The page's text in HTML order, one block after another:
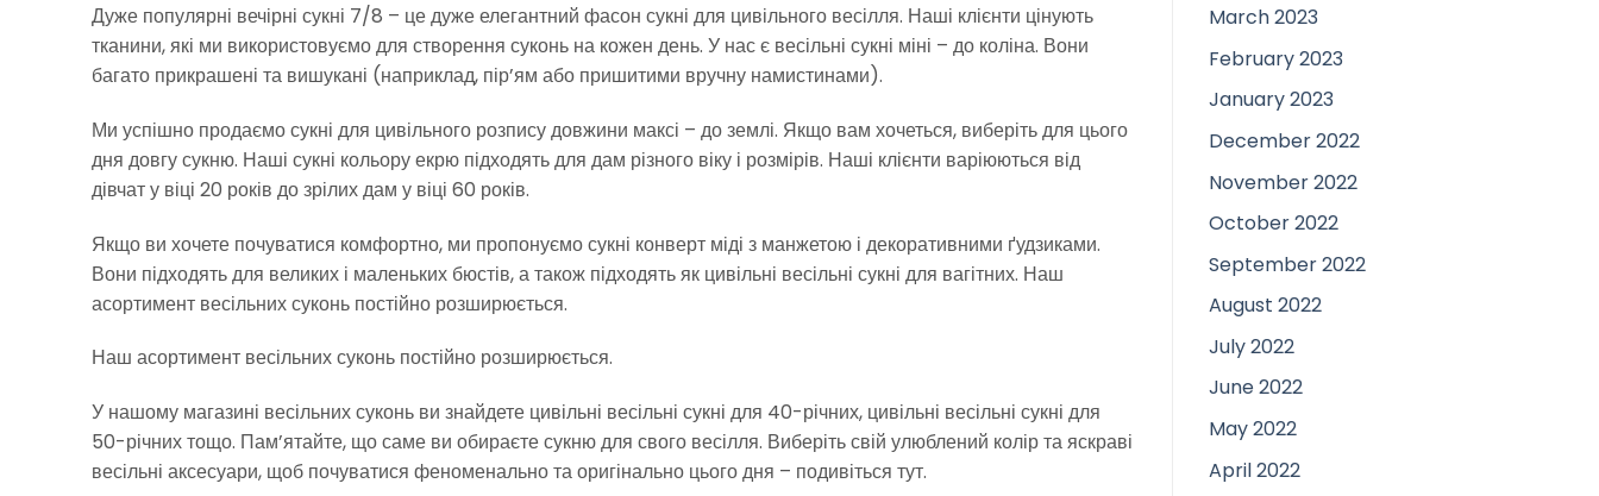
Дуже популярні вечірні сукні 7/8 – це дуже елегантний фасон сукні для цивільного весілля. Наші клієнти цінують
тканини, які ми використовуємо для створення суконь на кожен день. У нас є весільні сукні міні – до коліна. Вони
багато прикрашені та вишукані (наприклад, пір’ям або пришитими вручну намистинами).
Ми успішно продаємо сукні для цивільного розпису довжини максі – до землі. Якщо вам хочеться, виберіть для цього
дня довгу сукню. Наші сукні кольору екрю підходять для дам різного віку і розмірів. Наші клієнти варіюються від
дівчат у віці 20 років до зрілих дам у віці 60 років.
Якщо ви хочете почуватися комфортно, ми пропонуємо сукні конверт міді з манжетою і декоративними ґудзиками.
Вони підходять для великих і маленьких бюстів, а також підходять як цивільні весільні сукні для вагітних. Наш
асортимент весільних суконь постійно розширюється.
Наш асортимент весільних суконь постійно розширюється.
У нашому магазині весільних суконь ви знайдете цивільні весільні сукні для 40-річних, цивільні весільні сукні для
50-річних тощо. Пам’ятайте, що саме ви обираєте сукню для свого весілля. Виберіть свій улюблений колір та яскраві
весільні аксесуари, щоб почуватися феноменально та оригінально цього дня – подивіться тут.
March 2023
February 2023
January 2023
December 2022
November 2022
October 2022
September 2022
August 2022
July 2022
June 2022
May 2022
April 2022